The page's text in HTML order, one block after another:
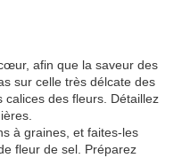
afin que la saveur des
sur celle très délcate des
calices des fleurs. Détaillez
à graines, et faites-les
fleur de sel. Préparez